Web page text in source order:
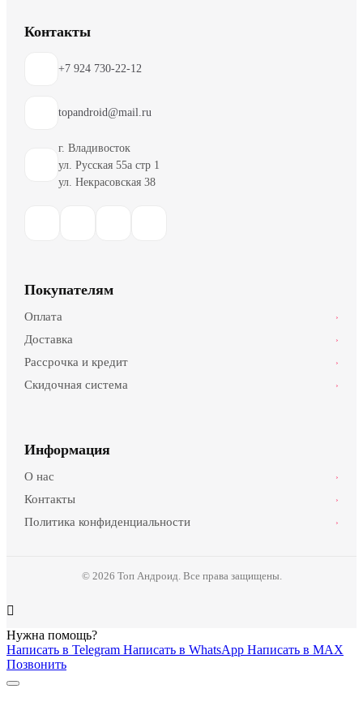
Контакты
+7 924 730-22-12
topandroid@mail.ru
г. Владивосток
ул. Русская 55а стр 1
ул. Некрасовская 38
Покупателям
Оплата ›
Доставка ›
Рассрочка и кредит ›
Скидочная система ›
Информация
О нас ›
Контакты ›
Политика конфиденциальности ›
© 2026 Топ Андроид. Все права защищены.
Нужна помощь?
Написать в Telegram Написать в WhatsApp Написать в MAX
Позвонить